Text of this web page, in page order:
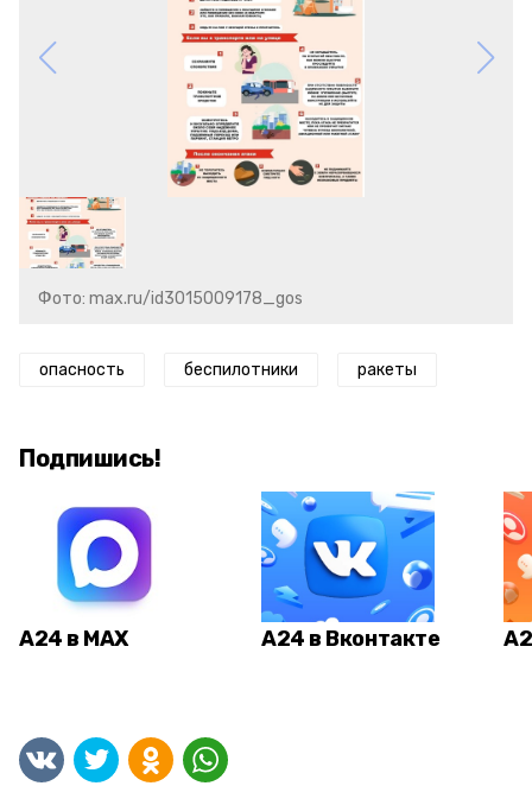
Фото: max.ru/id3015009178_gos
опасность беспилотники ракеты
Подпишись!
А24 в MAX А24 в Вконтакте